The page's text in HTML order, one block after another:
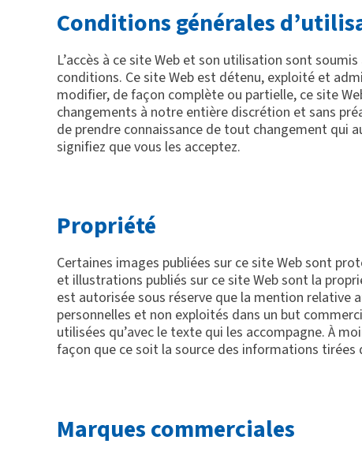
Conditions générales
L’accès à ce site Web et son utilisation sont
conditions. Ce site Web est détenu, exploité et
modifier, de façon complète ou partielle, ce site
changements à notre entière discrétion et sans
de prendre connaissance de tout changement qui
signifiez que vous les acceptez.
Propriété
Certaines images publiées sur ce site Web sont
et illustrations publiés sur ce site Web sont la
est autorisée sous réserve que la mention relative
personnelles et non exploités dans un but
utilisées qu’avec le texte qui les accompagne. À
façon que ce soit la source des informations tirées
Marques commerciales